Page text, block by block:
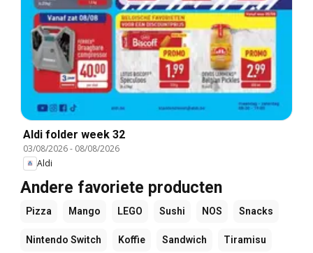
Aldi folder week 32
03/08/2026- 08/08/2026
Aldi
Andere favoriete producten
Pizza Mango LEGO Sushi NOS Snacks
Nintendo Switch Koffie Sandwich Tiramisu